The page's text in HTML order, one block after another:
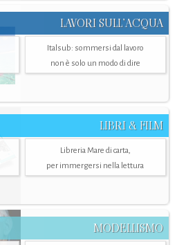
LAVORI SULL’ACQUA
Italsub: sommersi dal lavoro
non è solo un modo di dire
LIBRI & FILM
Libreria Mare di carta,
per immergersi nella lettura
MODELLISMO